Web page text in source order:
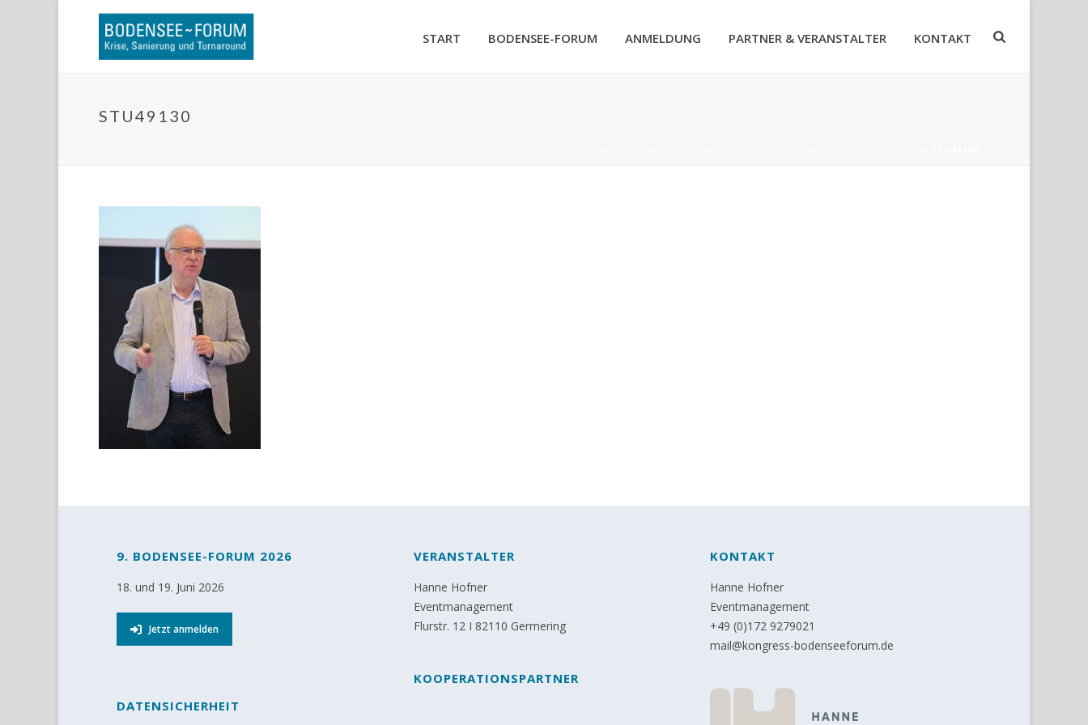
START BODENSEE-FORUM ANMELDUNG PARTNER & VERANSTALTER KONTAKT
STU49130
9. BODENSEE-FORUM 2026
18. und 19. Juni 2026
Jetzt anmelden
DATENSICHERHEIT
VERANSTALTER
Hanne Hofner
Eventmanagement
Flurstr. 12 I 82110 Germering
KOOPERATIONSPARTNER
KONTAKT
Hanne Hofner
Eventmanagement
+49 (0)172 9279021
mail@kongress-bodenseeforum.de